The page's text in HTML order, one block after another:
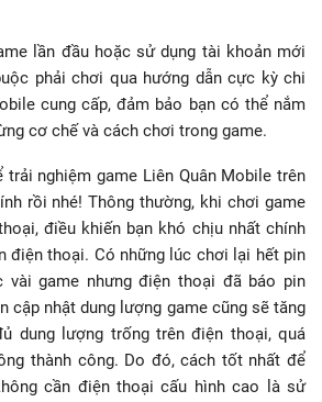
lần đầu hoặc sử dụng tài khoản mới
phải chơi qua hướng dẫn cực kỳ chi
cung cấp, đảm bảo bạn có thể nắm
cơ chế và cách chơi trong game.
nghiệm game Liên Quân Mobile trên
rồi nhé! Thông thường, khi chơi game
điều khiến bạn khó chịu nhất chính
điện thoại. Có những lúc chơi lại hết pin
vài game nhưng điện thoại đã báo pin
cập nhật dung lượng game cũng sẽ tăng
dung lượng trống trên điện thoại, quá
thành công. Do đó, cách tốt nhất để
cần điện thoại cấu hình cao là sử